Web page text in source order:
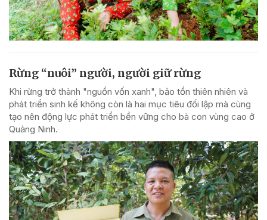
Rừng “nuôi” người, người giữ rừng
Khi rừng trở thành "nguồn vốn xanh", bảo tồn thiên nhiên và
phát triển sinh kế không còn là hai mục tiêu đối lập mà cùng
tạo nên động lực phát triển bền vững cho bà con vùng cao ở
Quảng Ninh.